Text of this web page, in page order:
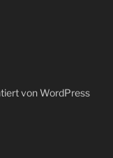
von WordPress